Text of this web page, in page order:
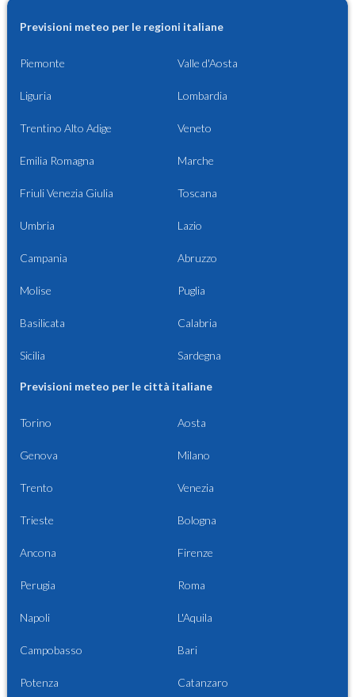
Previsioni meteo per le regioni italiane
Piemonte Valle d'Aosta
Liguria Lombardia
Trentino Alto Adige Veneto
Emilia Romagna Marche
Friuli Venezia Giulia Toscana
Umbria Lazio
Campania Abruzzo
Molise Puglia
Basilicata Calabria
Sicilia Sardegna
Previsioni meteo per le città italiane
Torino Aosta
Genova Milano
Trento Venezia
Trieste Bologna
Ancona Firenze
Perugia Roma
Napoli L'Aquila
Campobasso Bari
Potenza Catanzaro